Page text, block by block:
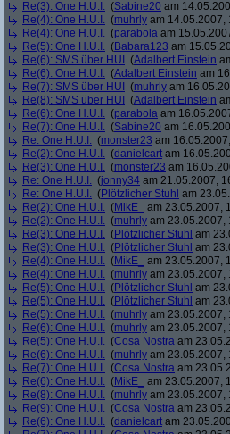
Re(3): One H.U.I. (Sabine20 am
Re(4): One H.U.I. (muhrly am 14.05.2007,
Re(4): One H.U.I. (parabola am
Re(5): One H.U.I. (Babara123 am
Re(6): SMS über HUI
(Adalbert Einstein
Re(6): One H.U.I. (Adalbert Einstein am
Re(7): SMS über HUI
(muhrly am
Re(8): SMS über HUI
(Adalbert Einstein
Re(6): One H.U.I. (parabola am
Re(7): One H.U.I. (Sabine20 am
Re: One H.U.I. (monster23 am
Re(2): One H.U.I. (danielcart am
Re(3): One H.U.I. (monster23 am
Re: One H.U.I. (jonny34 am 21.05.2007,
Re: One H.U.I. (Plötzlicher Stuhl am
Re(2): One H.U.I. (MikE_
am 23.05.2007,
Re(2): One H.U.I. (muhrly am 23.05.2007,
Re(3): One H.U.I. (Plötzlicher Stuhl am
Re(3): One H.U.I. (Plötzlicher Stuhl am
Re(4): One H.U.I. (MikE_
am 23.05.2007,
Re(4): One H.U.I. (muhrly am 23.05.2007,
Re(5): One H.U.I. (Plötzlicher Stuhl am
Re(5): One H.U.I. (Plötzlicher Stuhl am
Re(5): One H.U.I. (muhrly am 23.05.2007,
Re(6): One H.U.I. (muhrly am 23.05.2007,
Re(5): One H.U.I. (Cosa Nostra am
Re(6): One H.U.I. (muhrly am 23.05.2007,
Re(7): One H.U.I. (Cosa Nostra am
Re(6): One H.U.I. (MikE_
am 23.05.2007,
Re(8): One H.U.I. (muhrly am 23.05.2007,
Re(9): One H.U.I. (Cosa Nostra am
Re(6): One H.U.I. (danielcart am